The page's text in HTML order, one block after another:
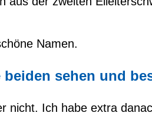
Namen.
sehen und
nicht. Ich habe extra